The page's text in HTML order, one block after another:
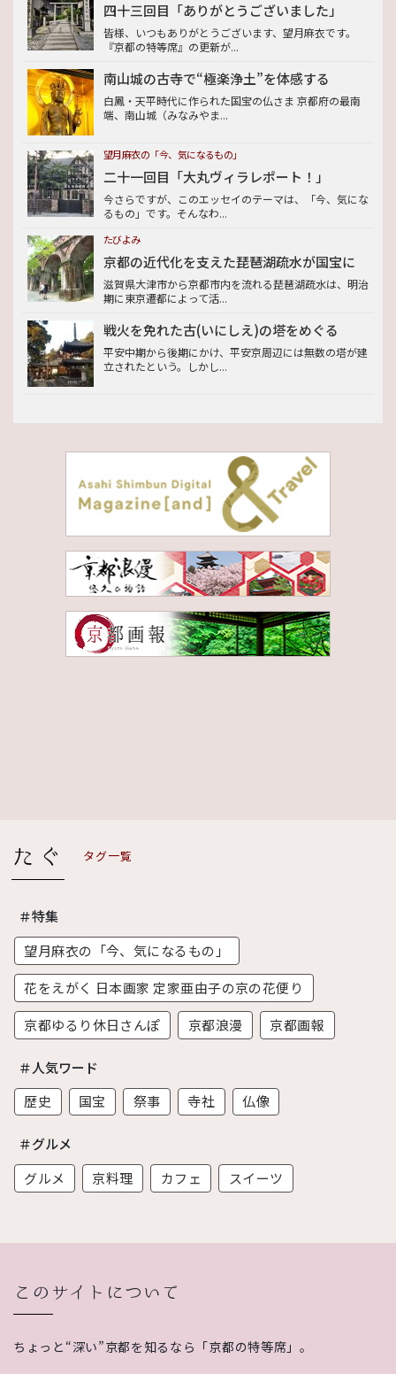
四十三回目「ありがとうございました」
皆様、いつもありがとうございます、望月麻衣です。
『京都の特等席』の更新が...
南山城の古寺で“極楽浄土”を体感する
白鳳・天平時代に作られた国宝の仏さま 京都府の最南
端、南山城（みなみやま...
望月麻衣の「今、気になるもの」
二十一回目「大丸ヴィラレポート！」
今さらですが、このエッセイのテーマは、「今、気にな
るもの」です。そんなわ...
たびよみ
京都の近代化を支えた琵琶湖疏水が国宝に
滋賀県大津市から京都市内を流れる琵琶湖疏水は、明治
期に東京遷都によって活...
戦火を免れた古(いにしえ)の塔をめぐる
平安中期から後期にかけ、平安京周辺には無数の塔が建
立されたという。しかし...
タグ一覧
＃特集
望月麻衣の「今、気になるもの」
花をえがく 日本画家 定家亜由子の京の花便り
京都ゆるり休日さんぽ
京都浪漫 京都画報
＃人気ワード
歴史
国宝 祭事 寺社 仏像
＃グルメ
グルメ
京料理 カフェ スイーツ
このサイトについて
ちょっと“深い”京都を知るなら「京都の特等席」。